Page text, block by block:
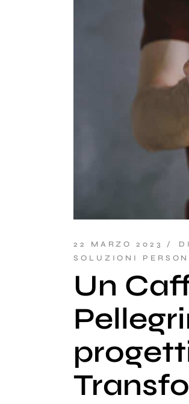
22 MARZO 2023
SOLUZIONI
Un